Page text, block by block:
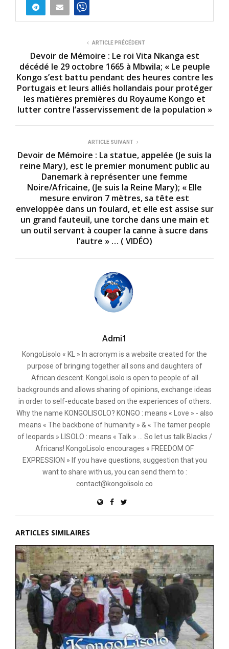
ARTICLE PRÉCÉDENT
Devoir de Mémoire : Le roi Vita Nkanga est
décédé le 29 octobre 1665 à Mbwila; « Le peuple
Kongo s’est battu pendant des heures contre les
Portugais et leurs alliés hollandais pour protéger
les matières premières du Royaume Kongo et
lutter contre l’asservissement de la population »
ARTICLE SUIVANT
Devoir de Mémoire : La statue, appelée (Je suis la
reine Mary), est le premier monument public au
Danemark à représenter une femme
Noire/Africaine, (Je suis la Reine Mary); « Elle
mesure environ 7 mètres, sa tête est
enveloppée dans un foulard, et elle est assise sur
un grand fauteuil, une torche dans une main et
un outil servant à couper la canne à sucre dans
l’autre » … ( VIDÉO)
Admi1
KongoLisolo « KL » In acronym is a website created for the
purpose of bringing together all sons and daughters of
African descent. KongoLisolo is open to people of all
backgrounds and allows sharing of opinions, exchange ideas
in order to self-educate based on the experiences of others.
Why the name KONGOLISOLO? KONGO : means « Love » - also
means « The backbone of humanity » & « The tamer people
of leopards » LISOLO : means « Talk » ... So let us talk Blacks /
Africans! KongoLisolo encourages « FREEDOM OF
EXPRESSION » If you have questions, suggestion that you
want to share with us, you can send them to :
contact@kongolisolo.co
ARTICLES SIMILAIRES